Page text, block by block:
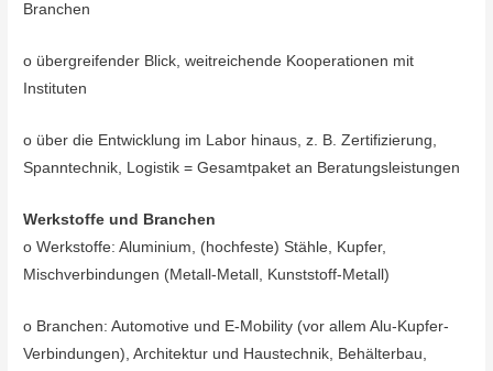
Branchen
o übergreifender Blick, weitreichende Kooperationen mit
Instituten
o über die Entwicklung im Labor hinaus, z. B. Zertifizierung,
Spanntechnik, Logistik = Gesamtpaket an Beratungsleistungen
Werkstoffe und Branchen
o Werkstoffe: Aluminium, (hochfeste) Stähle, Kupfer,
Mischverbindungen (Metall-Metall, Kunststoff-Metall)
o Branchen: Automotive und E-Mobility (vor allem Alu-Kupfer-
Verbindungen), Architektur und Haustechnik, Behälterbau,